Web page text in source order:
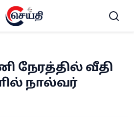
நேரத்தில் வீதி
நால்வர்